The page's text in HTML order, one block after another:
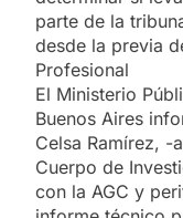
parte de la
desde la previa
Profesional
El Ministerio
Buenos Aires
Celsa Ramírez, -
Cuerpo de
con la AGC y